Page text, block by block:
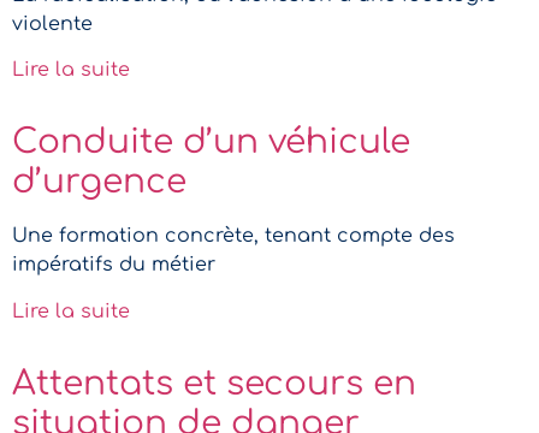
violente
Lire la suite
Conduite d’un véhicule
d’urgence
Une formation concrète, tenant compte des
impératifs du métier
Lire la suite
Attentats et secours en
situation de danger